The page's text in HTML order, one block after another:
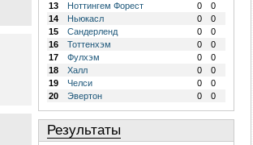
13
Ноттингем Форест 0
0
14
Ньюкасл 0
0
15
Сандерленд 0
0
16
Тоттенхэм 0
0
17
Фулхэм 0
0
18
Халл 0
0
19
Челси 0
0
20
Эвертон 0 0
Результаты